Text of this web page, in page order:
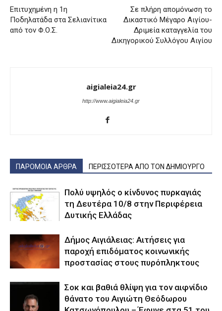
Επιτυχημένη η 1η
Ποδηλατάδα στα Σελιανίτικα
από τον Φ.Ο.Σ.
Σε πλήρη απομόνωση το
Δικαστικό Μέγαρο Αιγίου-
Δριμεία καταγγελία του
Δικηγορικού Συλλόγου Αιγίου
aigialeia24.gr
http://www.aigialeia24.gr
ΠΑΡΟΜΟΙΑ ΑΡΘΡΑ ΠΕΡΙΣΣΟΤΕΡΑ ΑΠΟ ΤΟΝ ΔΗΜΙΟΥΡΓΟ
Πολύ υψηλός ο κίνδυνος πυρκαγιάς
τη Δευτέρα 10/8 στην Περιφέρεια
Δυτικής Ελλάδας
Δήμος Αιγιάλειας: Αιτήσεις για
παροχή επιδόματος κοινωνικής
προστασίας στους πυρόπληκτους
Σοκ και βαθιά θλίψη για τον αιφνίδιο
θάνατο του Αιγιώτη Θεόδωρου